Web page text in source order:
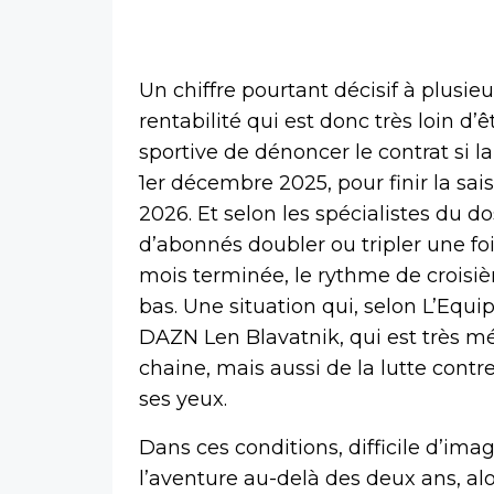
Un chiffre pourtant décisif à
rentabilité qui est donc très loin
sportive de dénoncer le contrat si
1er décembre 2025, pour finir la
2026. Et selon les spécialistes du
d’abonnés doubler ou tripler une
mois terminée, le rythme de
bas. Une situation qui, selon
DAZN Len Blavatnik, qui est très
chaine, mais aussi de la lutte
ses yeux.
Dans ces conditions, difficile
l’aventure au-delà des deux ans,